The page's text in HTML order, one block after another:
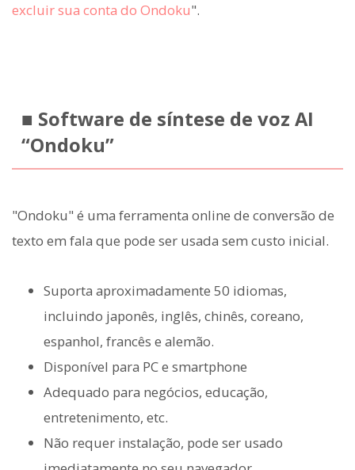
excluir sua conta do Ondoku".
■ Software de síntese de voz AI
“Ondoku”
"Ondoku" é uma ferramenta online de conversão de
texto em fala que pode ser usada sem custo inicial.
Suporta aproximadamente 50 idiomas,
incluindo japonês, inglês, chinês, coreano,
espanhol, francês e alemão.
Disponível para PC e smartphone
Adequado para negócios, educação,
entretenimento, etc.
Não requer instalação, pode ser usado